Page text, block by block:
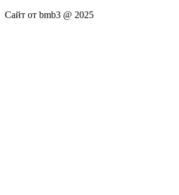
Сайт от bmb3 @ 2025